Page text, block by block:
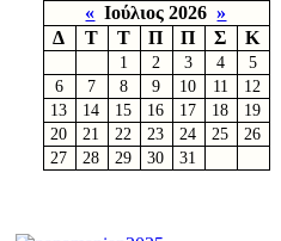
« Ιούλιος 2026»
Δ
Τ Τ Π Π Σ Κ
1 2 3 4
5
6
7 8 9 10 11
12
13
14 15 16 17 18
19
20
21 22 23 24 25
26
27
28 29 30 31